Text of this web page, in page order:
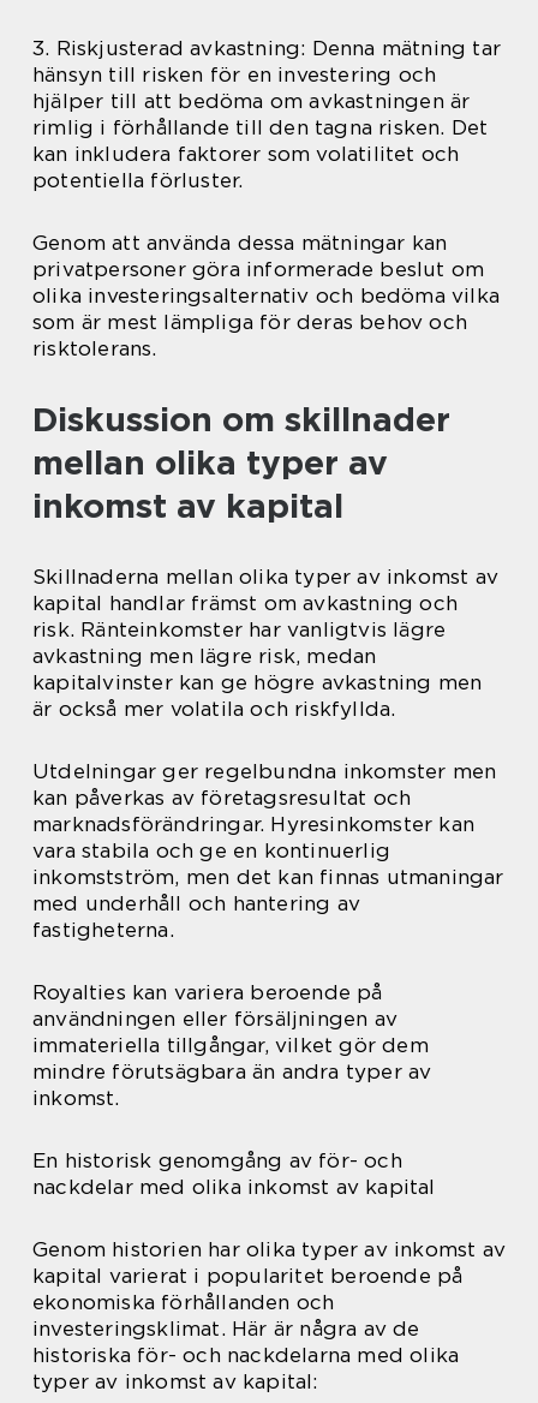
3. Riskjusterad avkastning: Denna mätning tar
hänsyn till risken för en investering och
hjälper till att bedöma om avkastningen är
rimlig i förhållande till den tagna risken. Det
kan inkludera faktorer som volatilitet och
potentiella förluster.
Genom att använda dessa mätningar kan
privatpersoner göra informerade beslut om
olika investeringsalternativ och bedöma vilka
som är mest lämpliga för deras behov och
risktolerans.
Diskussion om skillnader
mellan olika typer av
inkomst av kapital
Skillnaderna mellan olika typer av inkomst av
kapital handlar främst om avkastning och
risk. Ränteinkomster har vanligtvis lägre
avkastning men lägre risk, medan
kapitalvinster kan ge högre avkastning men
är också mer volatila och riskfyllda.
Utdelningar ger regelbundna inkomster men
kan påverkas av företagsresultat och
marknadsförändringar. Hyresinkomster kan
vara stabila och ge en kontinuerlig
inkomstström, men det kan finnas utmaningar
med underhåll och hantering av
fastigheterna.
Royalties kan variera beroende på
användningen eller försäljningen av
immateriella tillgångar, vilket gör dem
mindre förutsägbara än andra typer av
inkomst.
En historisk genomgång av för- och
nackdelar med olika inkomst av kapital
Genom historien har olika typer av inkomst av
kapital varierat i popularitet beroende på
ekonomiska förhållanden och
investeringsklimat. Här är några av de
historiska för- och nackdelarna med olika
typer av inkomst av kapital: